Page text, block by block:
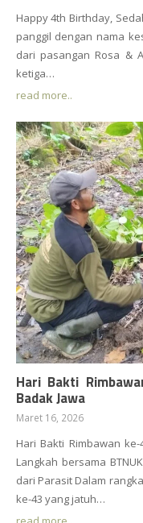
Happy 4th Birthday,
panggil dengan nama
dari pasangan Rosa &
ketiga…
read more..
Hari Bakti
Badak Jawa
Maret 16, 2026
Hari Bakti Rimbawan
Langkah bersama
dari Parasit Dalam
ke-43 yang jatuh…